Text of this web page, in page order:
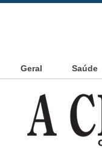
Geral Saúde